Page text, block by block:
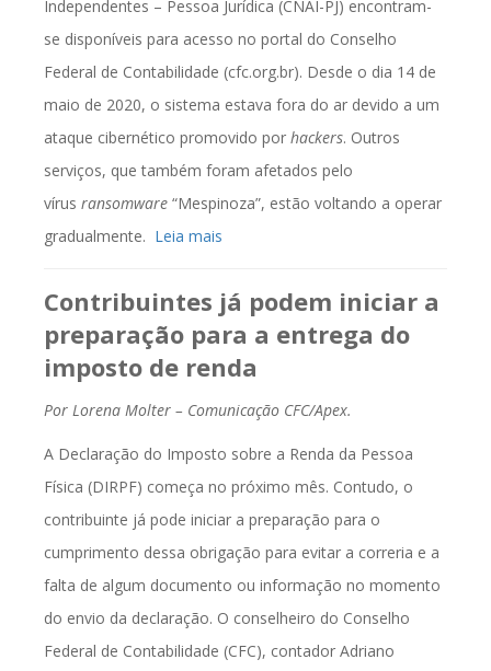
Independentes – Pessoa Jurídica (CNAI-PJ) encontram-
se disponíveis para acesso no portal do Conselho
Federal de Contabilidade (cfc.org.br). Desde o dia 14 de
maio de 2020, o sistema estava fora do ar devido a um
ataque cibernético promovido por hackers. Outros
serviços, que também foram afetados pelo
vírus ransomware “Mespinoza”, estão voltando a operar
gradualmente. Leia mais
Contribuintes já podem iniciar a
preparação para a entrega do
imposto de renda
Por Lorena Molter – Comunicação CFC/Apex.
A Declaração do Imposto sobre a Renda da Pessoa
Física (DIRPF) começa no próximo mês. Contudo, o
contribuinte já pode iniciar a preparação para o
cumprimento dessa obrigação para evitar a correria e a
falta de algum documento ou informação no momento
do envio da declaração. O conselheiro do Conselho
Federal de Contabilidade (CFC), contador Adriano